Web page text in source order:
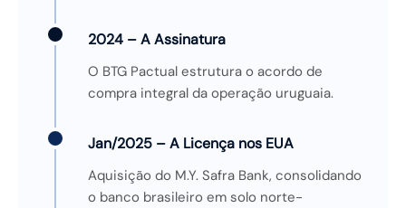
2024 – A Assinatura
O BTG Pactual estrutura o acordo de
compra integral da operação uruguaia.
Jan/2025 – A Licença nos EUA
Aquisição do M.Y. Safra Bank, consolidando
o banco brasileiro em solo norte-